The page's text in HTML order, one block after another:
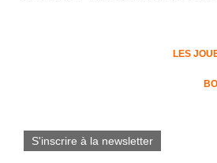
LES
S'inscrire à la newsletter